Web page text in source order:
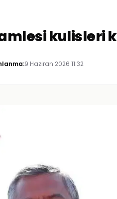
kulisleri
9 Haziran 2026 11:32